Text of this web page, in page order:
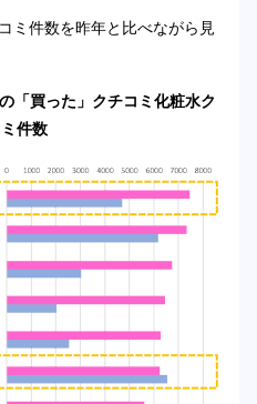
ミ件数を昨年と比べながら見
「買った」クチコミ化粧水ク
件数